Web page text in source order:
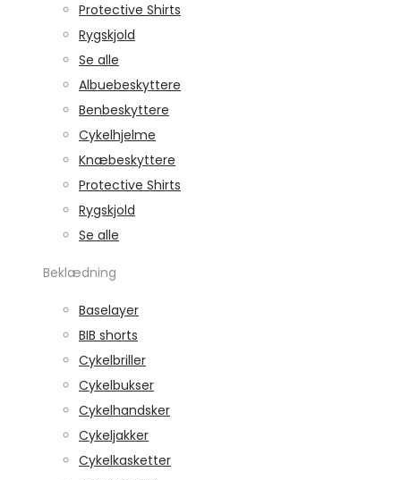
Protective Shirts
Rygskjold
Se alle
Albuebeskyttere
Benbeskyttere
Cykelhjelme
Knæbeskyttere
Protective Shirts
Rygskjold
Se alle
Beklædning
Baselayer
BIB shorts
Cykelbriller
Cykelbukser
Cykelhandsker
Cykeljakker
Cykelkasketter